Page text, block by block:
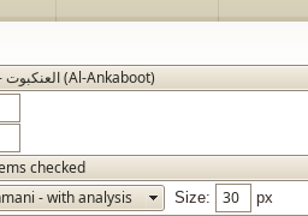
Size:
px